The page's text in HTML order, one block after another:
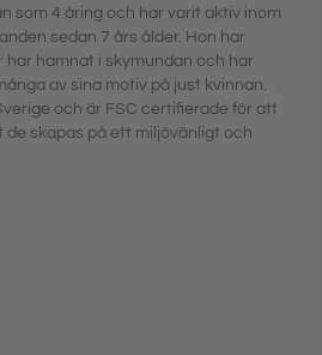
som 4 åring och har varit aktiv inom
sedan 7 års ålder. Hon har
har hamnat i skymundan och har
av sina motiv på just kvinnan.
och är FSC certifierade för att
de skapas på ett miljövänligt och